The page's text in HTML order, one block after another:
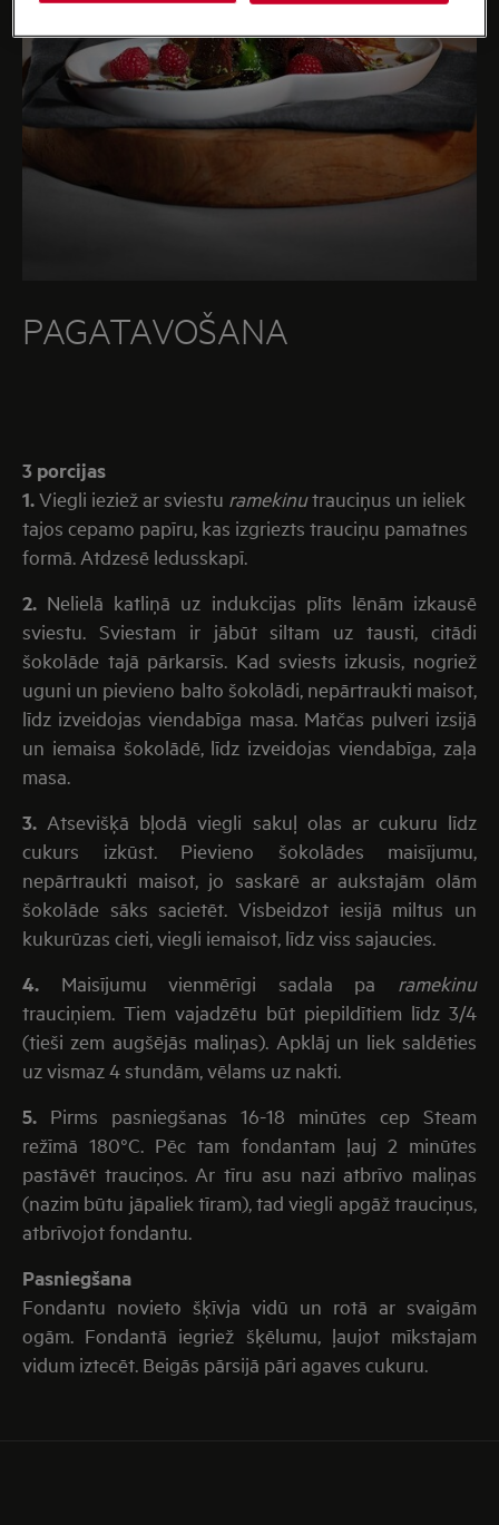
PAGATAVOŠANA
3 porcijas
1.Viegli ieziež ar sviestu ramekinutrauciņus un ieliek
tajos cepamo papīru, kas izgriezts trauciņu pamatnes
formā. Atdzesē ledusskapī.
2. Nelielā katliņā uz indukcijas plīts lēnām izkausē
sviestu. Sviestam ir jābūt siltam uz tausti, citādi
šokolāde tajā pārkarsīs. Kad sviests izkusis, nogriež
uguni un pievieno balto šokolādi, nepārtraukti maisot,
līdz izveidojas viendabīga masa. Matčas pulveri izsijā
un iemaisa šokolādē, līdz izveidojas viendabīga, zaļa
masa.
3. Atsevišķā bļodā viegli sakuļ olas ar cukuru līdz
cukurs izkūst. Pievieno šokolādes maisījumu,
nepārtraukti maisot, jo saskarē ar aukstajām olām
šokolāde sāks sacietēt. Visbeidzot iesijā miltus un
kukurūzas cieti, viegli iemaisot, līdz viss sajaucies.
4. Maisījumu vienmērīgi sadala pa ramekinu
trauciņiem. Tiem vajadzētu būt piepildītiem līdz 3/4
(tieši zem augšējās maliņas). Apklāj un liek saldēties
uz vismaz 4 stundām, vēlams uz nakti.
5. Pirms pasniegšanas 16-18 minūtes cep Steam
režīmā 180°C. Pēc tam fondantam ļauj 2 minūtes
pastāvēt trauciņos. Ar tīru asu nazi atbrīvo maliņas
(nazim būtu jāpaliek tīram), tad viegli apgāž trauciņus,
atbrīvojot fondantu.
Pasniegšana
Fondantu novieto šķīvja vidū un rotā ar svaigām
ogām. Fondantā iegriež šķēlumu, ļaujot mīkstajam
vidum iztecēt. Beigās pārsijā pāri agaves cukuru.